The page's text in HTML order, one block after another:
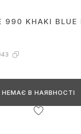
990 KHAKI BLUE
НЕМАЄ В НАЯВНОСТІ